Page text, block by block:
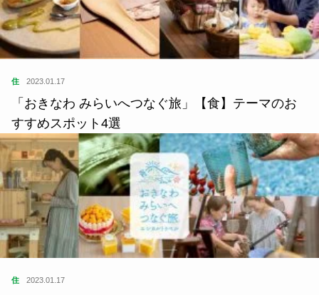
住 2023.01.17
「おきなわ みらいへつなぐ旅」【食】テーマのお
すすめスポット4選
住 2023.01.17